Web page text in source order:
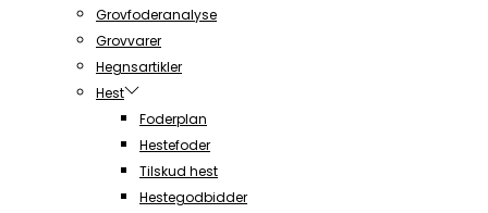
Grovfoderanalyse
Grovvarer
Hegnsartikler
Hest
Foderplan
Hestefoder
Tilskud hest
Hestegodbidder